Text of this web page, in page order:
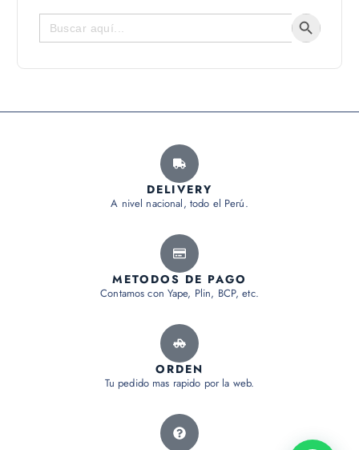
Buscar: Botón de
DELIVERY
A nivel nacional, todo el Perú.
METODOS DE PAGO
Contamos con Yape, Plin, BCP, etc.
ORDEN
Tu pedido mas rapido por la web.